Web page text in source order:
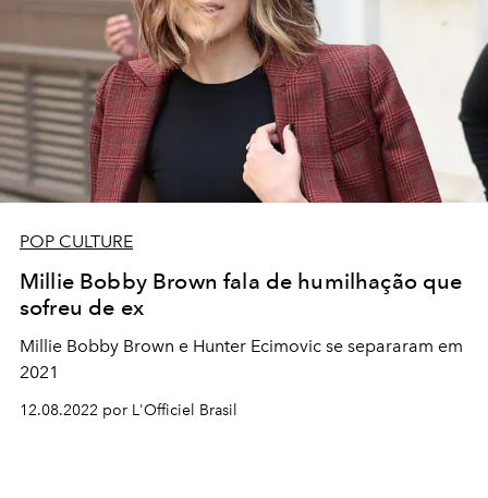
POP CULTURE
Millie Bobby Brown fala de humilhação que
sofreu de ex
Millie Bobby Brown e Hunter Ecimovic se separaram em
2021
12.08.2022 por L'Officiel Brasil